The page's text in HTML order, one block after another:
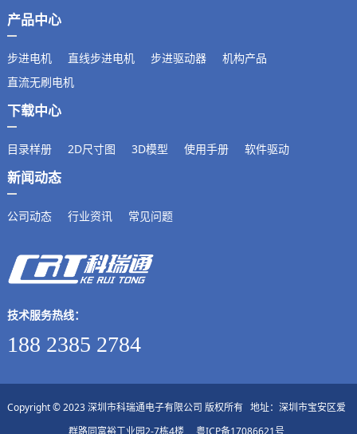
产品中心
步进电机 直线步进电机 步进驱动器
机构产品
直流无刷电机
下载中心
目录样册 2D尺寸图 3D模型 使用手册 软件驱动
新闻动态
公司动态 行业资讯 常见问题
技术服务热线：
188 2385 2784
Copyright © 2023 深圳市科瑞通电子有限公司 版权所有 地址：深圳市宝安区爱